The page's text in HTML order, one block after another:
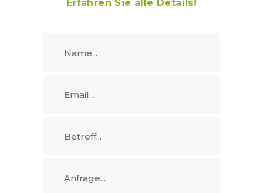
Erfahren Sie alle Details!